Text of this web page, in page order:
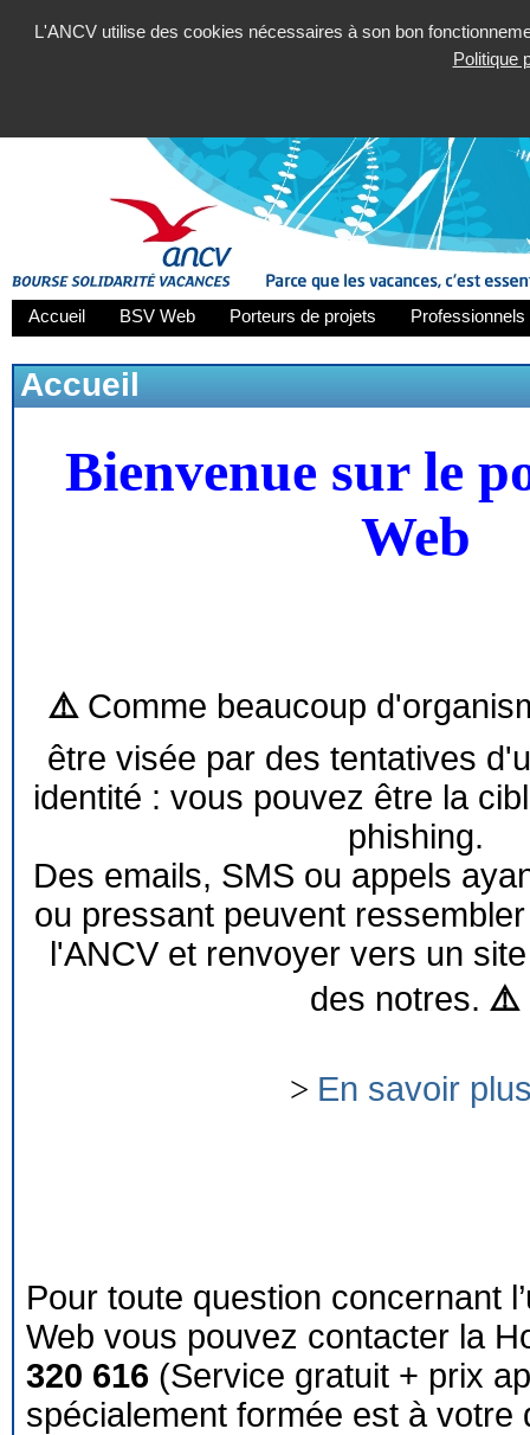
L'ANCV utilise des cookies nécessaires à son bon
Politique
Accueil BSV Web Porteurs de projets
Accueil
Bienvenue sur le
Web
⚠️ Comme beaucoup
être visée par des tentatives
identité : vous pouvez être la
phishing.
Des emails, SMS ou appels
ou pressant peuvent
l'ANCV et renvoyer vers un
des notres. ⚠️
> En savoir
Pour toute question concernant
Web vous pouvez contacter la
320 616 (Service gratuit + prix
spécialement formée est à votre